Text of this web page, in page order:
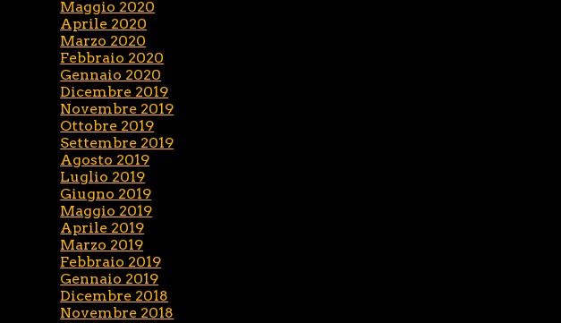
Maggio 2020
Aprile 2020
Marzo 2020
Febbraio 2020
Gennaio 2020
Dicembre 2019
Novembre 2019
Ottobre 2019
Settembre 2019
Agosto 2019
Luglio 2019
Giugno 2019
Maggio 2019
Aprile 2019
Marzo 2019
Febbraio 2019
Gennaio 2019
Dicembre 2018
Novembre 2018